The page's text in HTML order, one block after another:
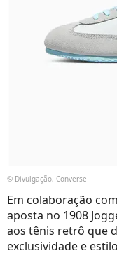
© Divulgação, Converse
Em colaboração
aposta no 1908
aos tênis retrô que
exclusividade e